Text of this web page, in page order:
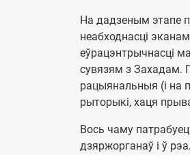
На дадзеным этапе
неабходнасці
еўрацэнтрычнасці
сувязям з Захадам.
рацыянальныя (і на
рыторыкі, хаця
Вось чаму
дзяржорганаў і ў